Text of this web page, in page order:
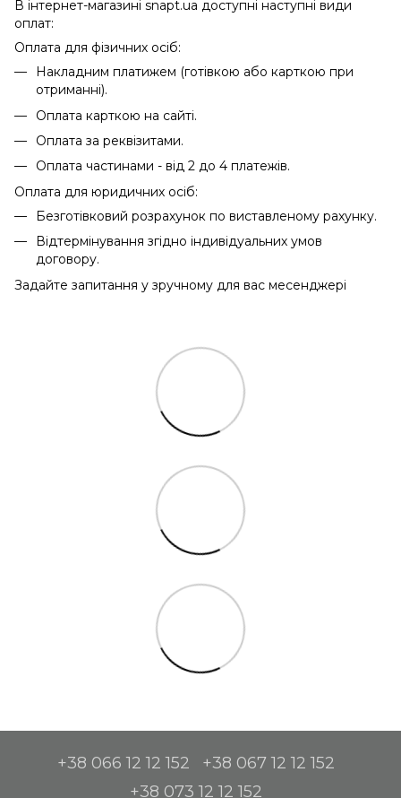
В інтернет-магазині snapt.ua доступні наступні види
оплат:
Оплата для фізичних осіб:
Накладним платижем (готівкою або карткою при
отриманні).
Оплата карткою на сайті.
Оплата за реквізитами.
Оплата частинами - від 2 до 4 платежів.
Оплата для юридичних осіб:
Безготівковий розрахунок по виставленому рахунку.
Відтермінування згідно індивідуальних умов
договору.
Задайте запитання у зручному для вас месенджері
+38 066 12 12 152
+38 067 12 12 152
+38 073 12 12 152